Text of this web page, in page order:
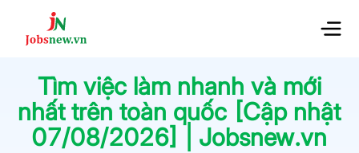
Tìm việc làm nhanh và mới
nhất trên toàn quốc [Cập nhật
07/08/2026] | Jobsnew.vn